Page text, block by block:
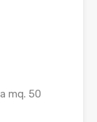
mq. 50